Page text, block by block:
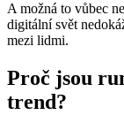
A možná to vůbec
digitální svět
mezi lidmi.
Proč jsou
trend?